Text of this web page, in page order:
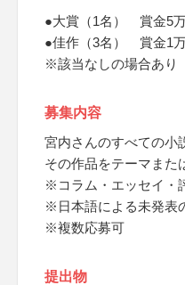
●大賞（1名） 賞金5
●佳作（3名） 賞金1
※該当なしの場合あり
募集内容
宮内さんのすべての小
その作品をテーマまた
※コラム・エッセイ・
※日本語による未発表
※複数応募可
提出物